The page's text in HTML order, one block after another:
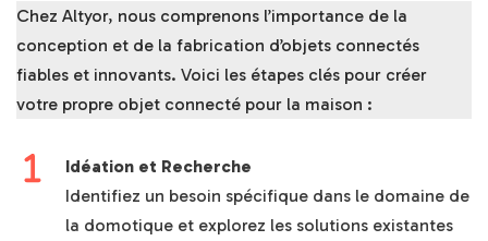
Chez Altyor, nous comprenons l’importance de la
conception et de la fabrication d’objets connectés
fiables et innovants. Voici les étapes clés pour créer
votre propre objet connecté pour la maison :
Idéation et Recherche
Identifiez un besoin spécifique dans le domaine de
la domotique et explorez les solutions existantes